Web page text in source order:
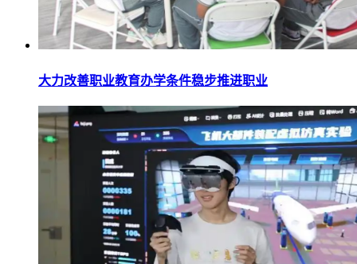
大力改善职业教育办学条件稳步推进职业